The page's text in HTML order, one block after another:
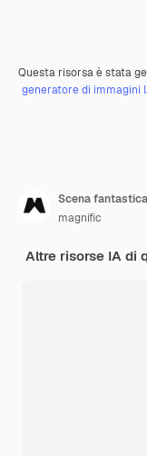
Questa risorsa è stata
generatore di immagini
Scena
magnific
Altre risorse IA di